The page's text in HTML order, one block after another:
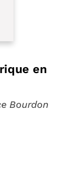
en
Bourdon